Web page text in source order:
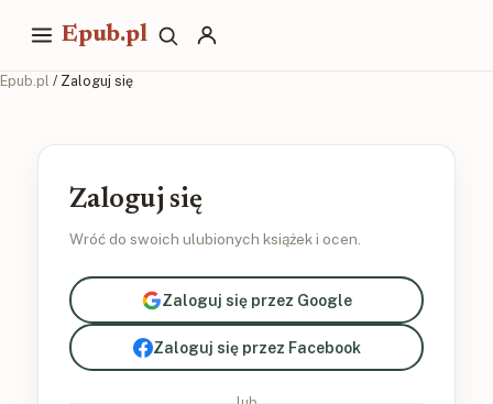
Epub.pl
Epub.pl / Zaloguj się
Zaloguj się
Wróć do swoich ulubionych książek i ocen.
Zaloguj się przez Google
Zaloguj się przez Facebook